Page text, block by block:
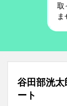
取
ま
谷田部洸
ート